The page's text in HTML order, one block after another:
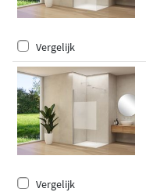
Vergelijk
Vergelijk